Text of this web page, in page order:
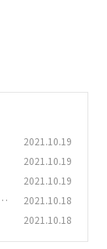
2021.10.19
2021.10.19
2021.10.19
2021.10.18
2021.10.18